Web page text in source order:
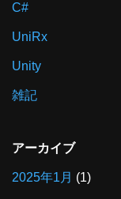
C#
UniRx
Unity
雑記
アーカイブ
2025年1月 (1)